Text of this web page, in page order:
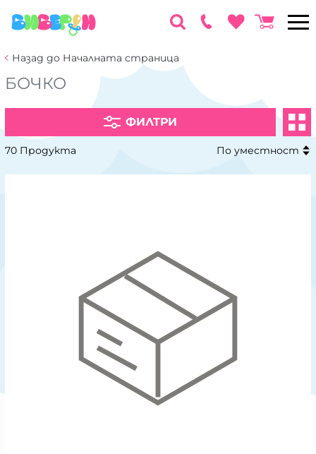
Назад до Началната страница
БОЧКО
ФИЛТРИ
70 Продукта По уместност